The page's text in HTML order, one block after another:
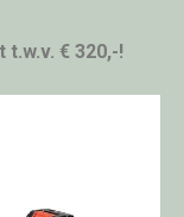
€ 320,-!